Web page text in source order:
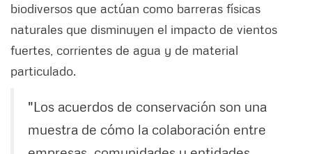
biodiversos que actúan como barreras físicas
naturales que disminuyen el impacto de vientos
fuertes, corrientes de agua y de material
particulado.
"Los acuerdos de conservación son una
muestra de cómo la colaboración entre